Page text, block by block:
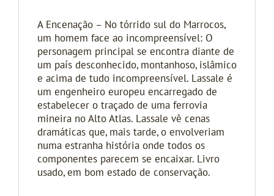
A Encenação – No tórrido sul do Marrocos,
um homem face ao incompreensível: O
personagem principal se encontra diante de
um país desconhecido, montanhoso, islâmico
e acima de tudo incompreensível. Lassale é
um engenheiro europeu encarregado de
estabelecer o traçado de uma ferrovia
mineira no Alto Atlas. Lassale vê cenas
dramáticas que, mais tarde, o envolveriam
numa estranha história onde todos os
componentes parecem se encaixar. Livro
usado, em bom estado de conservação.